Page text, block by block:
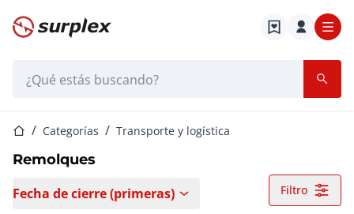
Página de inicio
Página de inicio
Categorías Transporte y logística
Remolques
Fecha de cierre (primeras) Filtro